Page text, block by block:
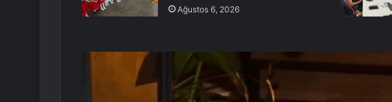
Ağustos 6, 2026